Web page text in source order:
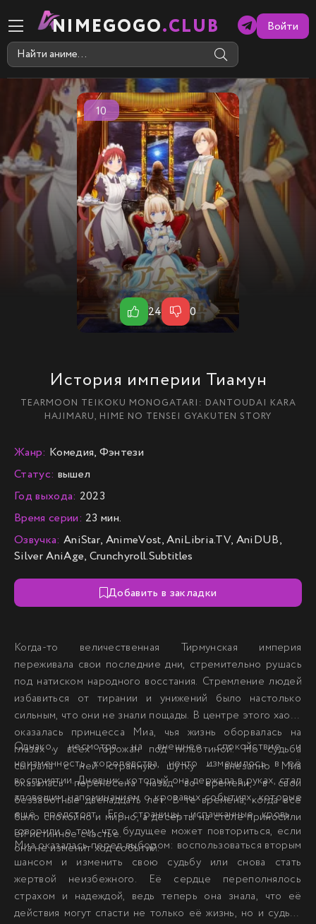
NIMEGOGO.CLUB Войти
История империи Тиамун
TEARMOON TEIKOKU MONOGATARI: DANTOUDAI KARA
HAJIMARU, HIME NO TENSEI GYAKUTEN STORY
10
24 0
Жанр: Комедия, Фэнтези
Статус: вышел
Год выхода: 2023
Время серии: 23 мин.
Озвучка: AniStar, AnimeVost, AniLibria.TV, AniDUB,
Silver AniAge, Crunchyroll.Subtitles
Добавить в закладки
Когда-то величественная Тирмунская империя
переживала свои последние дни, стремительно рушась
под натиском народного восстания. Стремление людей
избавиться от тирании и унижений было настолько
сильным, что они не знали пощады. В центре этого хаоса
оказалась принцесса Миа, чья жизнь оборвалась на
глазах у всех горожан под гильотиной. Но судьба
сыграла с ней странную шутку — внезапно Миа
оказалась перенесена назад во времени, в свои
беззаботные двенадцать лет. В те времена, когда всё
было спокойно и мирно, а десерты на столе приносили
ей истинное счастье.
Однако, несмотря на внешнее спокойствие и
неизменность королевства, нечто изменилось в её
восприятии. Дневник, который она держала в руках, стал
зловещим напоминанием о кровавых событиях, которые
ещё предстоят. Его страницы, испачканные кровью,
говорили о том, что будущее может повториться, если
она не изменит ход событий.
Миа оказалась перед выбором: воспользоваться вторым
шансом и изменить свою судьбу или снова стать
жертвой неизбежного. Её сердце переполнялось
страхом и надеждой, ведь теперь она знала, что её
действия могут спасти не только её жизнь, но и судьбу